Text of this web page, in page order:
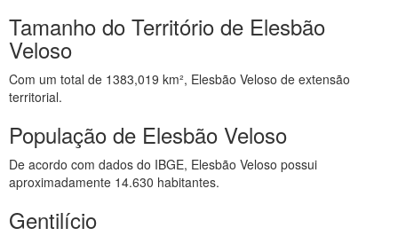
Tamanho do Território de Elesbão
Veloso
Com um total de 1383,019 km², Elesbão Veloso de extensão
territorial.
População de Elesbão Veloso
De acordo com dados do IBGE, Elesbão Veloso possui
aproximadamente 14.630 habitantes.
Gentilício